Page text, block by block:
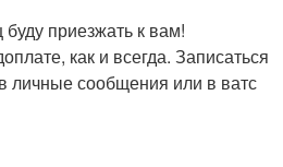
приезжать к вам!
как и всегда. Записаться
личные сообщения или в ватс